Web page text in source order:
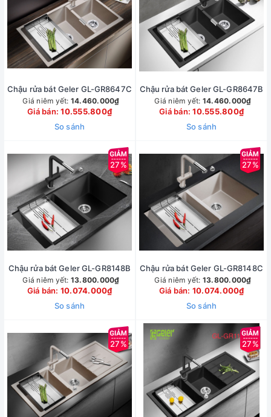
Chậu rửa bát Geler GL-GR8647C
Giá niêm yết: 14.460.000₫
Giá bán:10.555.800₫
So sánh
Chậu rửa bát Geler GL-GR8647B
Giá niêm yết: 14.460.000₫
Giá bán:10.555.800₫
So sánh
27%
Chậu rửa bát Geler GL-GR8148B
Giá niêm yết: 13.800.000₫
Giá bán: 10.074.000₫
So sánh
27%
Chậu rửa bát Geler GL-GR8148C
Giá niêm yết: 13.800.000₫
Giá bán: 10.074.000₫
So sánh
27% 27%